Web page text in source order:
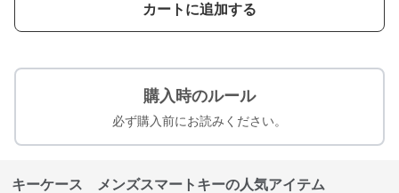
カートに追加する
購入時のルール
必ず購入前にお読みください。
キーケース メンズスマートキーの人気アイテム